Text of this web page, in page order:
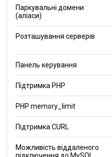
Паркувальні домени
(аліаси)
Розташування серверів
Панель керування
Підтримка PHP
PHP memory_limit
Підтримка CURL
Можливість віддаленого